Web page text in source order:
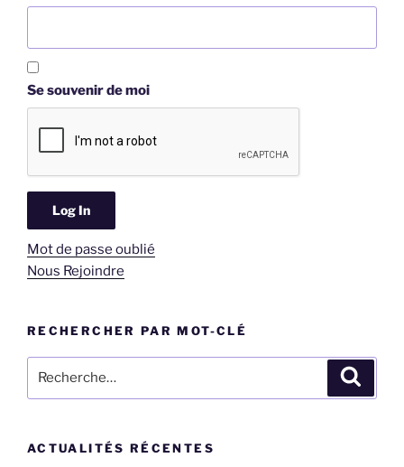
Se souvenir de moi
Mot de passe oublié
Nous Rejoindre
RECHERCHER PAR MOT-CLÉ
pour
ACTUALITÉS RÉCENTES